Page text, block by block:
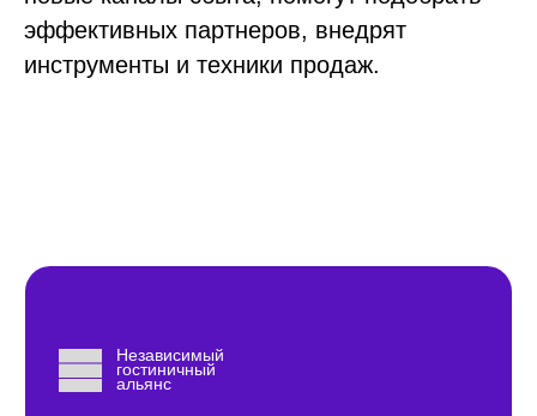
эффективных партнеров, внедрят
инструменты и техники продаж.